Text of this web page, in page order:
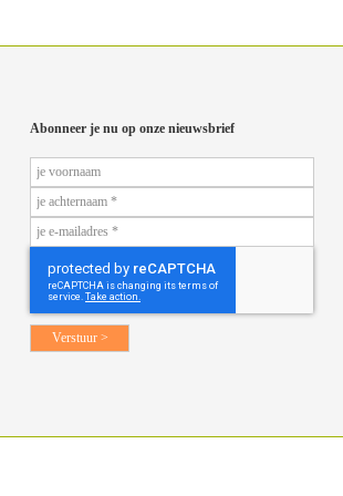
Abonneer je nu op onze nieuwsbrief